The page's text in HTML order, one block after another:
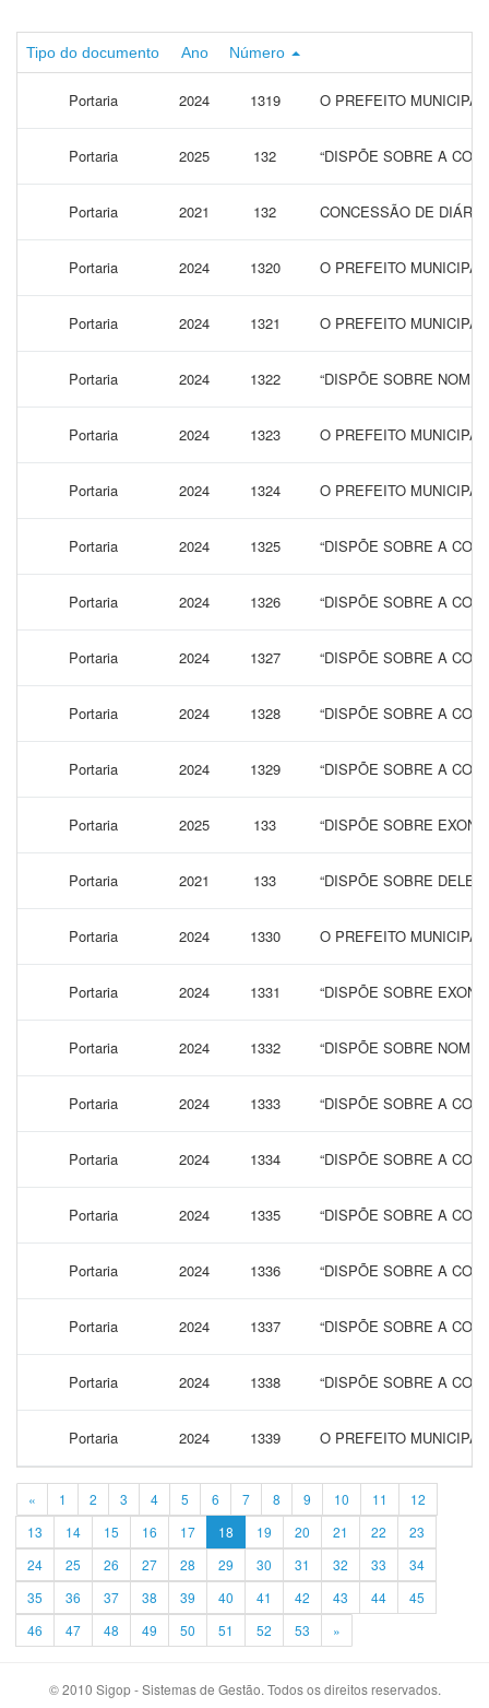
Tipo do documento Ano Número
Portaria 2024 1319 O PREFEITO
Portaria 2025 132 “DISPÕE SOBRE A
Portaria 2021 132 CONCESSÃO DE
Portaria 2024 1320 O PREFEITO
Portaria 2024 1321 O PREFEITO
Portaria 2024 1322 “DISPÕE SOBRE
Portaria 2024 1323 O PREFEITO
Portaria 2024 1324 O PREFEITO
Portaria 2024 1325 “DISPÕE SOBRE A
Portaria 2024 1326 “DISPÕE SOBRE A
Portaria 2024 1327 “DISPÕE SOBRE A
Portaria 2024 1328 “DISPÕE SOBRE A
Portaria 2024 1329 “DISPÕE SOBRE A
Portaria 2025 133 “DISPÕE SOBRE
Portaria 2021 133 “DISPÕE SOBRE
Portaria 2024 1330 O PREFEITO
Portaria 2024 1331 “DISPÕE SOBRE
Portaria 2024 1332 “DISPÕE SOBRE
Portaria 2024 1333 “DISPÕE SOBRE A
Portaria 2024 1334 “DISPÕE SOBRE A
Portaria 2024 1335 “DISPÕE SOBRE A
Portaria 2024 1336 “DISPÕE SOBRE A
Portaria 2024 1337 “DISPÕE SOBRE A
Portaria 2024 1338 “DISPÕE SOBRE A
Portaria 2024 1339 O PREFEITO
« 1 2 3 4 5 6 7 8 9 10 11
12
13
14 15 16 17 18 19 20 21 22
23
24
25 26 27 28 29 30 31 32 33
34
35
36 37 38 39 40 41 42 43 44
45
46
47 48 49 50 51 52 53 »
© 2010 Sigop - Sistemas de Gestão. Todos os direitos reservados.